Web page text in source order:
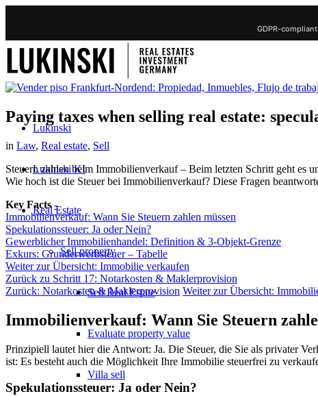
GDPR-
Lukinski
Lukinski KI
Real Estate
Sell property
Sell Real Estate
Evaluate property value
Villa sell
Paying taxes when selling real estate:
in Law, Real estate, Sell
Steuern zahlen beim Immobilienverkauf – Beim letzten Schritt geht es
Wie hoch ist die Steuer bei Immobilienverkauf? Diese Fragen
Key Facts -
Immobilienverkauf: Wann Sie Steuern zahlen müssen
Spekulationssteuer: Ja oder Nein?
Gewerblicher Immobilienhandel: Definition & 3-Objekt-Grenze
Exkurs: Grunderwerbsteuer – Tabelle
Weiter zur Übersicht: Immobilie verkaufen
Zurück zu Schritt 17: Notarkosten & Maklerprovision
Zurück: Notarkosten & Maklerprovision Weiter zur Übersicht:
Immobilienverkauf: Wann Sie Steuern
Prinzipiell lautet hier die Antwort: Ja. Die Steuer, die Sie als privater
ist: Es besteht auch die Möglichkeit Ihre Immobilie steuerfrei zu
Spekulationssteuer: Ja oder Nein?